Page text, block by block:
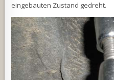
eingebauten Zustand gedreht.